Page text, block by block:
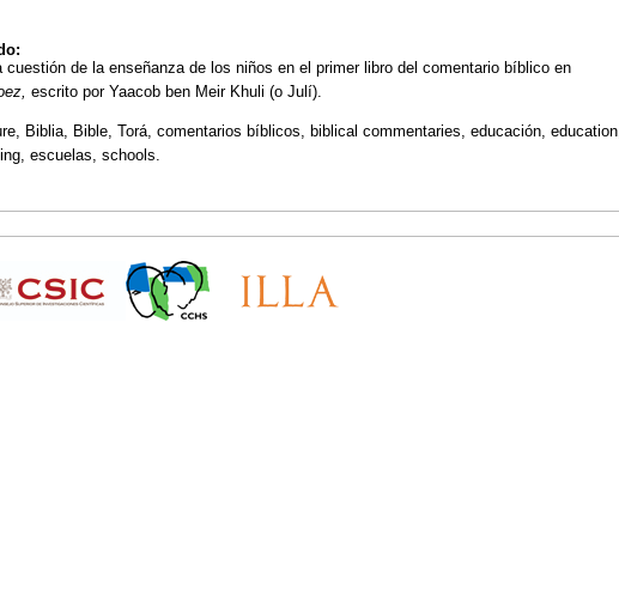
de la enseñanza de los niños en el primer libro del comentario bíblico en
escrito por Yaacob ben Meir Khuli (o Julí).
Biblia, Bible, Torá, comentarios bíblicos, biblical commentaries, educación, education,
escuelas, schools.